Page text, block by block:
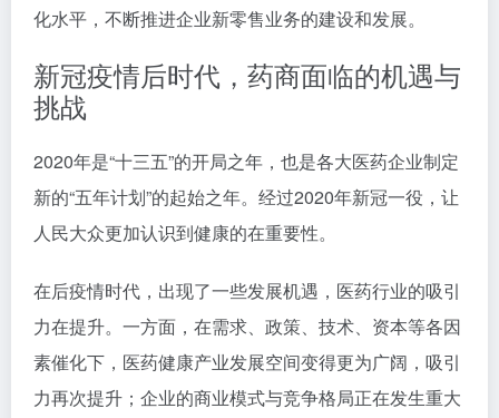
化水平，不断推进企业新零售业务的建设和发展。
新冠疫情后时代，药商面临的机遇与
挑战
2020年是“十三五”的开局之年，也是各大医药企业制定
新的“五年计划”的起始之年。经过2020年新冠一役，让
人民大众更加认识到健康的在重要性。
在后疫情时代，出现了一些发展机遇，医药行业的吸引
力在提升。一方面，在需求、政策、技术、资本等各因
素催化下，医药健康产业发展空间变得更为广阔，吸引
力再次提升；企业的商业模式与竞争格局正在发生重大